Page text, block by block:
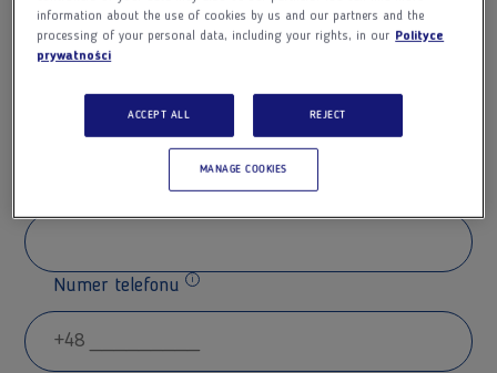
Numer telefonu
information about the use of cookies by us and our partners and the
processing of your personal data, including your rights, in our Polityce
prywatności
ACCEPT ALL REJECT
MANAGE COOKIES